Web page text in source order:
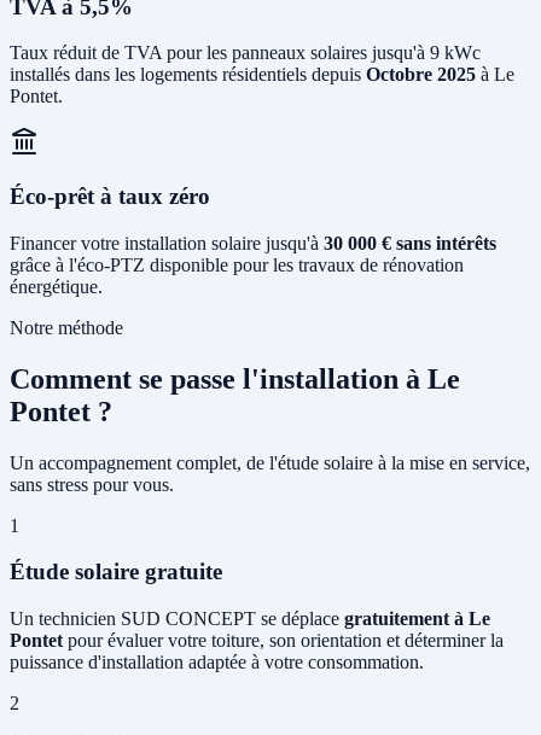
TVA à 5,5%
Taux réduit de TVA pour les panneaux solaires jusqu'à 9 kWc
installés dans les logements résidentiels depuis Octobre 2025 à Le
Pontet.
Éco-prêt à taux zéro
Financer votre installation solaire jusqu'à 30 000 € sans intérêts
grâce à l'éco-PTZ disponible pour les travaux de rénovation
énergétique.
Notre méthode
Comment se passe l'installation à Le
Pontet ?
Un accompagnement complet, de l'étude solaire à la mise en service,
sans stress pour vous.
1
Étude solaire gratuite
Un technicien SUD CONCEPT se déplace gratuitement à Le
Pontet pour évaluer votre toiture, son orientation et déterminer la
puissance d'installation adaptée à votre consommation.
2